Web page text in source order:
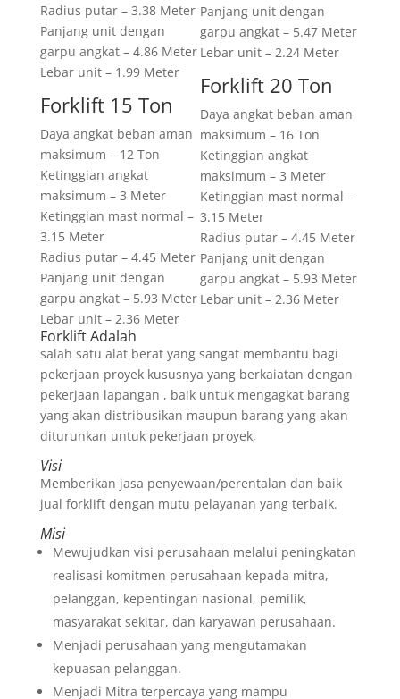
Radius putar – 3.38 Meter
Panjang unit dengan
garpu angkat – 4.86 Meter
Lebar unit – 1.99 Meter
Forklift 15 Ton
Daya angkat beban aman
maksimum – 12 Ton
Ketinggian angkat
maksimum – 3 Meter
Ketinggian mast normal –
3.15 Meter
Radius putar – 4.45 Meter
Panjang unit dengan
garpu angkat – 5.93 Meter
Lebar unit – 2.36 Meter
Panjang unit dengan
garpu angkat – 5.47 Meter
Lebar unit – 2.24 Meter
Forklift 20 Ton
Daya angkat beban aman
maksimum – 16 Ton
Ketinggian angkat
maksimum – 3 Meter
Ketinggian mast normal –
3.15 Meter
Radius putar – 4.45 Meter
Panjang unit dengan
garpu angkat – 5.93 Meter
Lebar unit – 2.36 Meter
Forklift Adalah
salah satu alat berat yang sangat membantu bagi
pekerjaan proyek kususnya yang berkaiatan dengan
pekerjaan lapangan , baik untuk mengagkat barang
yang akan distribusikan maupun barang yang akan
diturunkan untuk pekerjaan proyek,
Visi
Memberikan jasa penyewaan/perentalan dan baik
jual forklift dengan mutu pelayanan yang terbaik.
Misi
Mewujudkan visi perusahaan melalui peningkatan
realisasi komitmen perusahaan kepada mitra,
pelanggan, kepentingan nasional, pemilik,
masyarakat sekitar, dan karyawan perusahaan.
Menjadi perusahaan yang mengutamakan
kepuasan pelanggan.
Menjadi Mitra terpercaya yang mampu